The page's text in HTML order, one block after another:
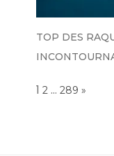
TOP DES
Page:
1 2 … 289 NEXT
»